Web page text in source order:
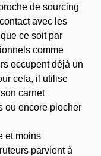
de sourcing
avec les
ce soit par
comme
occupent déjà un
cela, il utilise
carnet
ou encore piocher
et moins
parvient à